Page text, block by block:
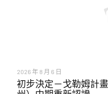
2026 年 8 月 6 日
初步決定－戈勒姆計畫